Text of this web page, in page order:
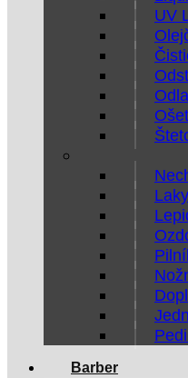
UV
Laky
Barber